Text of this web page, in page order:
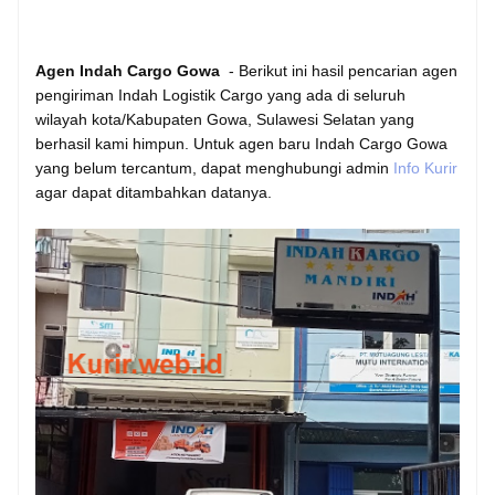
Agen Indah Cargo Gowa - Berikut ini hasil pencarian agen
pengiriman Indah Logistik Cargo yang ada di seluruh
wilayah kota/Kabupaten Gowa, Sulawesi Selatan yang
berhasil kami himpun. Untuk agen baru Indah Cargo Gowa
yang belum tercantum, dapat menghubungi admin Info Kurir
agar dapat ditambahkan datanya.